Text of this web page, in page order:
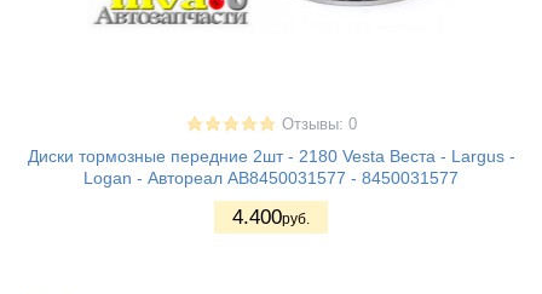
Отзывы: 0
Диски тормозные передние 2шт - 2180 Vesta Веста - Largus -
Logan - Автореал AB8450031577 - 8450031577
4.400руб.